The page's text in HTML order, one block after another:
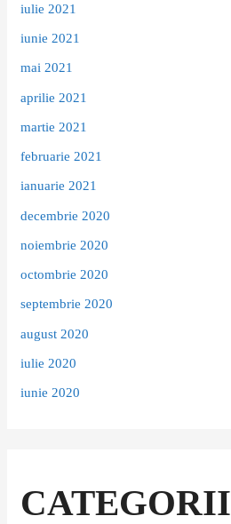
iulie 2021
iunie 2021
mai 2021
aprilie 2021
martie 2021
februarie 2021
ianuarie 2021
decembrie 2020
noiembrie 2020
octombrie 2020
septembrie 2020
august 2020
iulie 2020
iunie 2020
CATEGORII